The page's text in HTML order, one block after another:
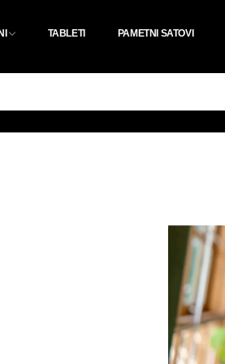
TABLETI PAMETNI SATOVI